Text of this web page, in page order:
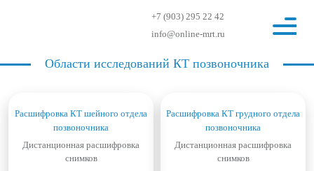
+7 (903) 295 22 42
info@online-mrt.ru
Области исследований КТ позвоночника
Расшифровка КТ шейного отдела
позвоночника
Дистанционная расшифровка
снимков
Расшифровка КТ грудного отдела
позвоночника
Дистанционная расшифровка
снимков